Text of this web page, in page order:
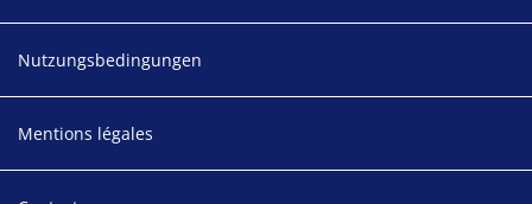
Nutzungsbedingungen
Mentions légales